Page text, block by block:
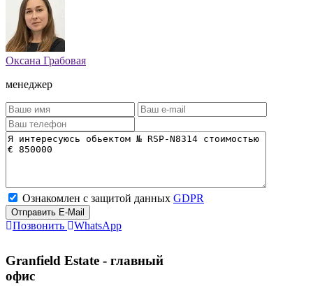
Оксана Грабовая
менеджер
Ознакомлен с защитой данных GDPR
Отправить E-Mail
Позвонить WhatsApp
Granfield Estate - главный
офис